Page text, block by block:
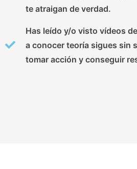
te atraigan de verdad.
Has leído y/o visto vídeos
a conocer teoría sigues sin
tomar acción y conseguir